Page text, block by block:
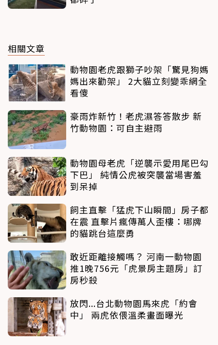
相關文章
動物園老虎跟獅子吵架「驚見狗媽
媽出來勸架」 2大貓立刻變乖網全
看傻
豪雨炸新竹！老虎濕答答散步 新
竹動物園：可自主避雨
動物園母老虎「逆襲示愛用尾巴勾
下巴」 純情公虎被突襲當場害羞
到呆掉
飼主直擊「猛虎下山瞬間」房子都
在震 直擊片瘋傳萬人歪樓：哪牌
的貓跳台這麼勇
敢近距離接觸嗎？ 河南一動物園
推1晚756元「虎景房主題房」訂
房秒殺
放閃...台北動物園馬來虎「約會
中」 兩虎依偎溫柔畫面曝光